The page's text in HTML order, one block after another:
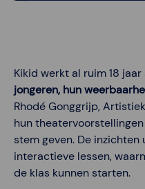
Kikid werkt al ruim 18 jaar
jongeren, hun
Rhodé Gonggrijp,
hun
stem geven. De
interactieve lessen,
de klas kunnen starten.